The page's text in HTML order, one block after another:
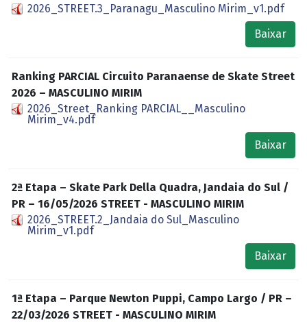
2026_STREET.3_Paranagu_Masculino Mirim_v1.pdf
Baixar
Ranking PARCIAL Circuito Paranaense de Skate Street
2026 – MASCULINO MIRIM
2026_Street_Ranking PARCIAL__Masculino
Mirim_v4.pdf
Baixar
2ª Etapa – Skate Park Della Quadra, Jandaia do Sul /
PR – 16/05/2026 STREET - MASCULINO MIRIM
2026_STREET.2_Jandaia do Sul_Masculino
Mirim_v1.pdf
Baixar
1ª Etapa – Parque Newton Puppi, Campo Largo / PR –
22/03/2026 STREET - MASCULINO MIRIM